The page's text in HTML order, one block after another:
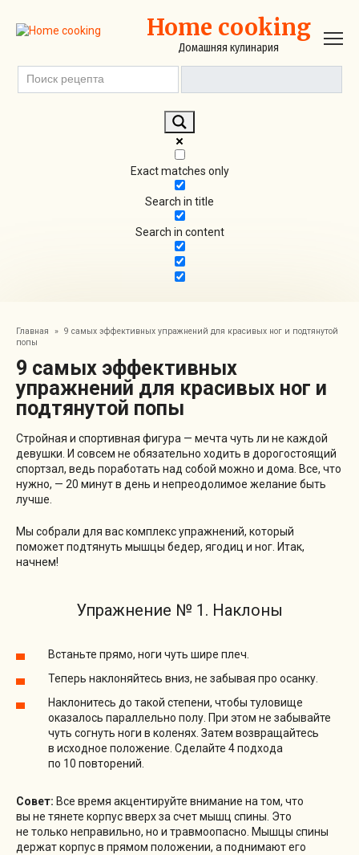
контенту
Home cooking
Домашняя кулинария
Exact matches only
Search in title
Search in content
Главная » 9 самых эффективных упражнений для красивых ног и подтянутой
попы
9 самых эффективных
упражнений для красивых ног и
подтянутой попы
Стройная и спортивная фигура — мечта чуть ли не каждой
девушки. И совсем не обязательно ходить в дорогостоящий
спортзал, ведь поработать над собой можно и дома. Все, что
нужно, — 20 минут в день и непреодолимое желание быть
лучше.
Мы собрали для вас комплекс упражнений, который
поможет подтянуть мышцы бедер, ягодиц и ног. Итак,
начнем!
Упражнение № 1. Наклоны
Встаньте прямо, ноги чуть шире плеч.
Теперь наклоняйтесь вниз, не забывая про осанку.
Наклонитесь до такой степени, чтобы туловище
оказалось параллельно полу. При этом не забывайте
чуть согнуть ноги в коленях. Затем возвращайтесь
в исходное положение. Сделайте 4 подхода
по 10 повторений.
Совет: Все время акцентируйте внимание на том, что
вы не тянете корпус вверх за счет мышц спины. Это
не только неправильно, но и травмоопасно. Мышцы спины
держат корпус в прямом положении, а поднимают его